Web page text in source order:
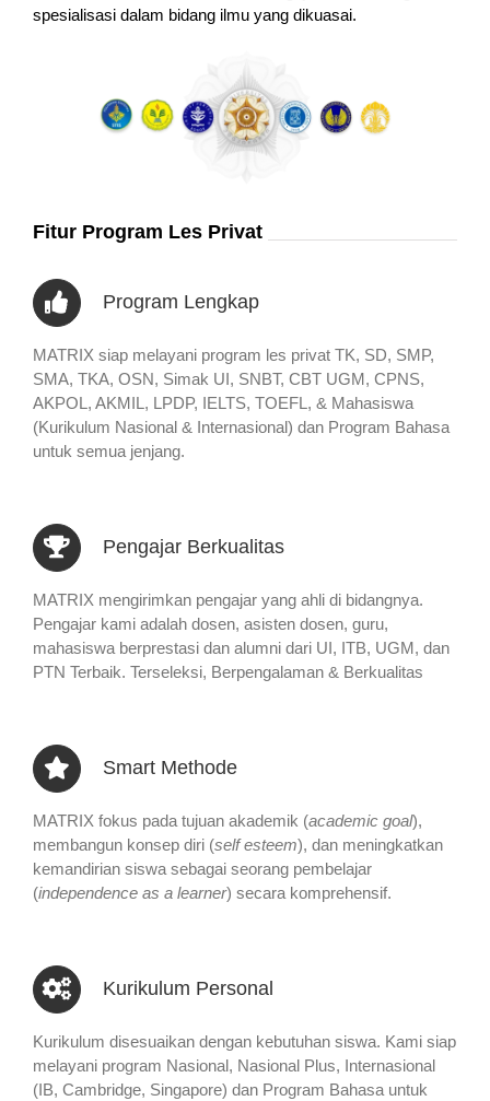
spesialisasi dalam bidang ilmu yang dikuasai.
Fitur Program Les Privat
Program Lengkap
MATRIX siap melayani program les privat TK, SD, SMP,
SMA, TKA, OSN, Simak UI, SNBT, CBT UGM, CPNS,
AKPOL, AKMIL, LPDP, IELTS, TOEFL, & Mahasiswa
(Kurikulum Nasional & Internasional) dan Program Bahasa
untuk semua jenjang.
Pengajar Berkualitas
MATRIX mengirimkan pengajar yang ahli di bidangnya.
Pengajar kami adalah dosen, asisten dosen, guru,
mahasiswa berprestasi dan alumni dari UI, ITB, UGM, dan
PTN Terbaik. Terseleksi, Berpengalaman & Berkualitas
Smart Methode
MATRIX fokus pada tujuan akademik (academic goal),
membangun konsep diri (self esteem), dan meningkatkan
kemandirian siswa sebagai seorang pembelajar
(independence as a learner) secara komprehensif.
Kurikulum Personal
Kurikulum disesuaikan dengan kebutuhan siswa. Kami siap
melayani program Nasional, Nasional Plus, Internasional
(IB, Cambridge, Singapore) dan Program Bahasa untuk